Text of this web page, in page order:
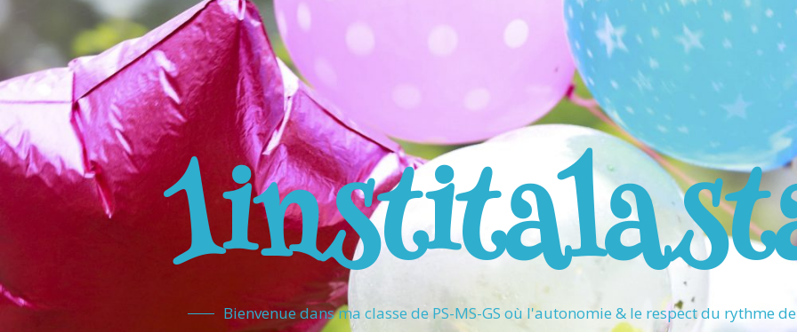
Bienvenue dans ma classe de PS-MS-GS où l'autonomie & le respect du rythme